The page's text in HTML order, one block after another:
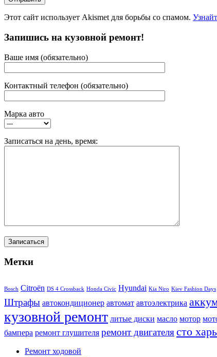
Этот сайт использует Akismet для борьбы со спамом.
Запишись на кузовной ремонт!
Ваше имя (обязательно)
Контактный телефон (обязательно)
Марка авто
Записаться на день, время:
Метки
Bosch Citroën DS 4 Crossback Honda Civic Hyundai Kia Niro Kiev Fashion Days
Штрафы автокондиционер автомат автоэлектрика
кузовной ремонт литые диски масло мотор
бампера ремонт глушителя ремонт двигателясто
Ремонт ходовой